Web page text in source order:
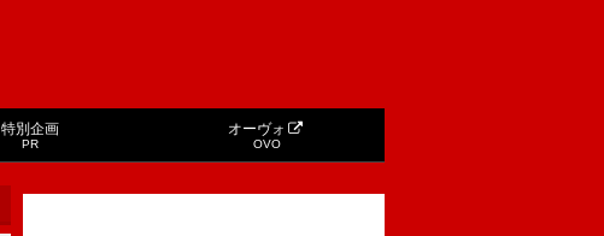
特別企画
PR
オーヴォ
OVO